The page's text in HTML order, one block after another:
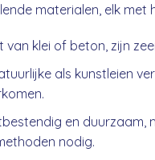
materialen, elk
van klei of beton, zijn
als kunstleien
en duurzaam,
nodig.